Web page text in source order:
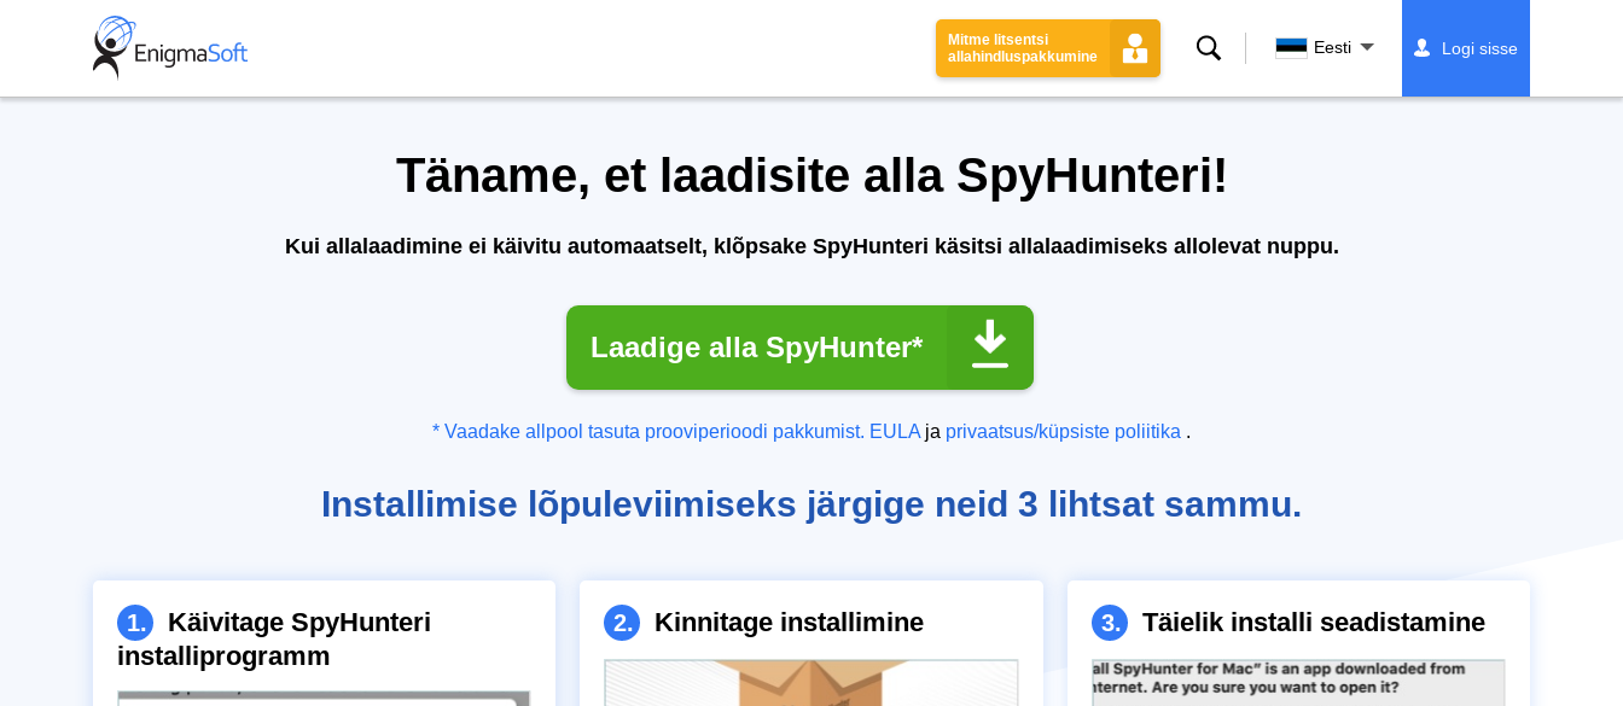
Mitme litsentsi
allahindluspakkumine
Otsing Eesti Logi sisse
Täname, et laadisite alla SpyHunteri!
Kui allalaadimine ei käivitu automaatselt, klõpsake SpyHunteri käsitsi allalaadimiseks allolevat nuppu.
Laadige alla SpyHunter*
* Vaadake allpool tasuta prooviperioodi pakkumist. EULA ja privaatsus/küpsiste poliitika .
Installimise lõpuleviimiseks järgige neid 3 lihtsat sammu.
1.
Käivitage SpyHunteri
installiprogramm
2. Kinnitage installimine 3. Täielik installi seadistamine